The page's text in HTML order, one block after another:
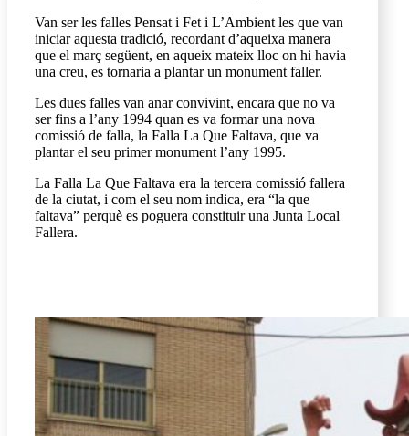
Van ser les falles Pensat i Fet i L’Ambient les que van
iniciar aquesta tradició, recordant d’aqueixa manera
que el març següent, en aqueix mateix lloc on hi havia
una creu, es tornaria a plantar un monument faller.
Les dues falles van anar convivint, encara que no va
ser fins a l’any 1994 quan es va formar una nova
comissió de falla, la Falla La Que Faltava, que va
plantar el seu primer monument l’any 1995.
La Falla La Que Faltava era la tercera comissió fallera
de la ciutat, i com el seu nom indica, era “la que
faltava” perquè es poguera constituir una Junta Local
Fallera.